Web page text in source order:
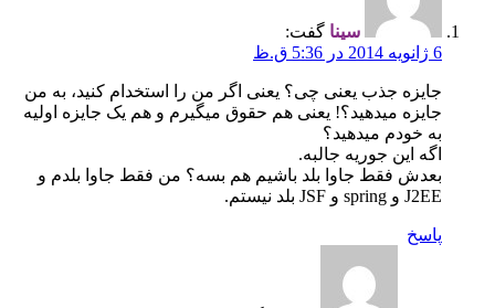
سینا گفت:
6 ژانویه 2014 در 5:36 ق.ظ
جايزه جذب يعنی چی؟ يعنی اگر من را استخدام کنيد، به من
جايزه ميدهيد؟! يعنی هم حقوق ميگيرم و هم يک جايزه اوليه
به خودم ميدهيد؟
اگه اين جوريه جالبه.
بعدش فقط جاوا بلد باشيم هم بسه؟ من فقط جاوا بلدم و
J2EE و spring و JSF بلد نيستم.
پاسخ